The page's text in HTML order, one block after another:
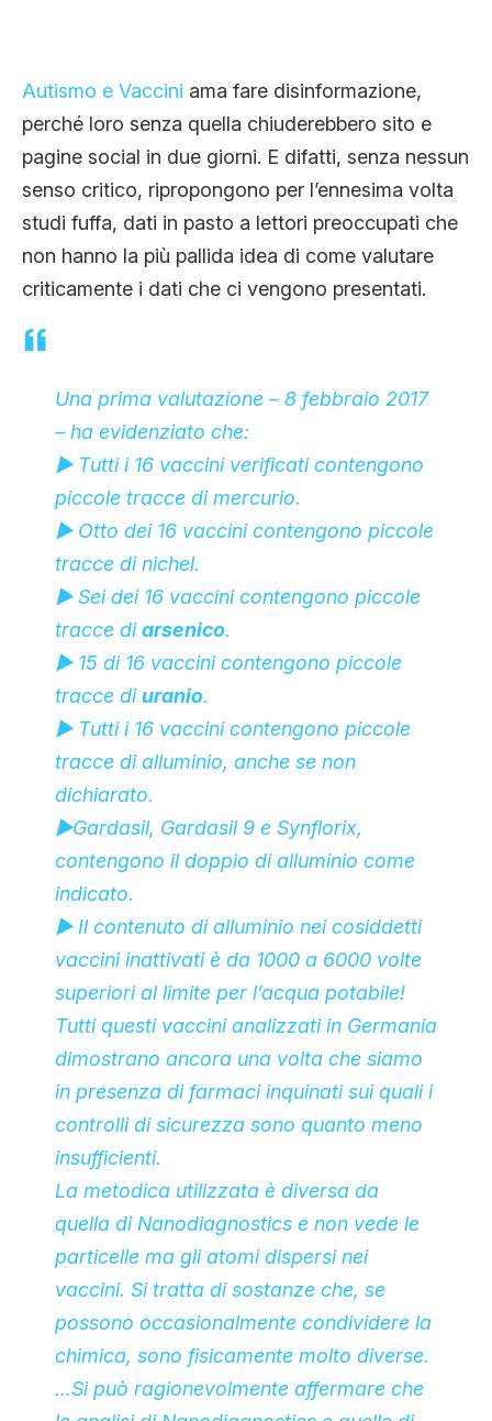
CLIMA ED ENERGIA
CONTATTI
Autismo e Vaccini ama fare disinformazione,
perché loro senza quella chiuderebbero sito e
pagine social in due giorni. E difatti, senza nessun
senso critico, ripropongono per l’ennesima volta
studi fuffa, dati in pasto a lettori preoccupati che
non hanno la più pallida idea di come valutare
criticamente i dati che ci vengono presentati.
Una prima valutazione – 8 febbraio 2017
– ha evidenziato che:
▶ Tutti i 16 vaccini verificati contengono
piccole tracce dimercurio.
▶ Otto dei 16 vaccini contengono piccole
tracce dinichel.
▶ Sei dei 16 vaccini contengono piccole
tracce diarsenico.
▶ 15 di 16 vaccini contengono piccole
tracce diuranio.
▶ Tutti i 16 vaccini contengono piccole
tracce dialluminio, anche se non
dichiarato.
▶Gardasil, Gardasil 9 e Synflorix,
contengono il doppio dialluminio come
indicato.
▶ Il contenuto dialluminio nei cosiddetti
vaccini inattivatiè da 1000 a 6000 volte
superiori al limite per l’acqua potabile!
Tutti questi vaccini analizzati in Germania
dimostrano ancora una volta che siamo
in presenza di farmaci inquinati sui quali i
controlli di sicurezza sono quanto meno
insufficienti.
La metodica utilizzata è diversa da
quella di Nanodiagnostics e non vede le
particelle ma gliatomidispersi nei
vaccini. Si tratta di sostanze che, se
possono occasionalmente condividere la
chimica, sono fisicamente molto diverse.
…Si può ragionevolmente affermare che